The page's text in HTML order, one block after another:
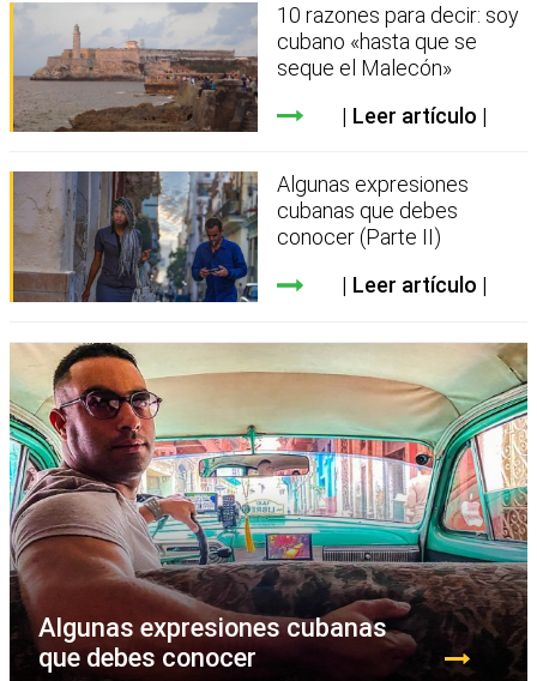
10 razones para decir: soy
cubano «hasta que se
seque el Malecón»
Leer artículo
Algunas expresiones
cubanas que debes
conocer (Parte II)
Leer artículo
Algunas expresiones cubanas
que debes conocer